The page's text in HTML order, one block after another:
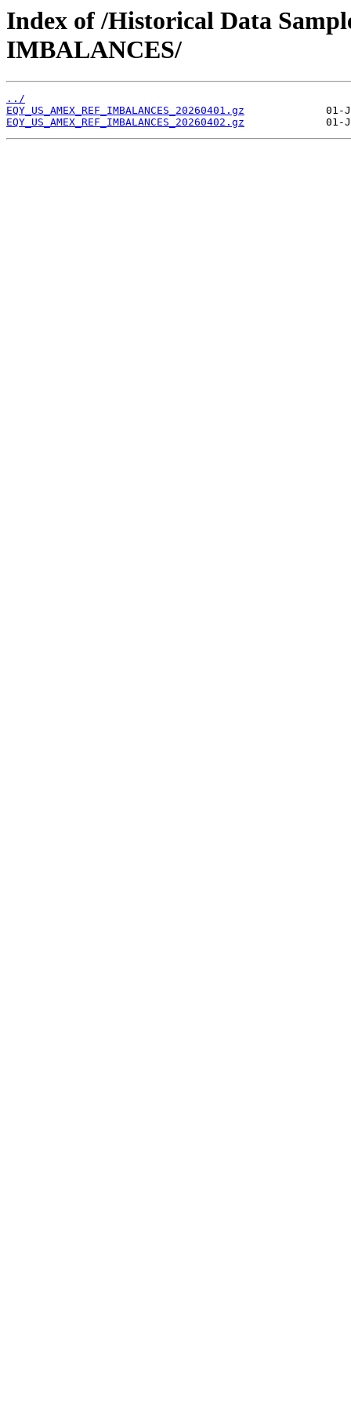
Index of /Historical Data
IMBALANCES/
../
EQY_US_AMEX_REF_IMBALANCES_20260401.gz
EQY_US_AMEX_REF_IMBALANCES_20260402.gz